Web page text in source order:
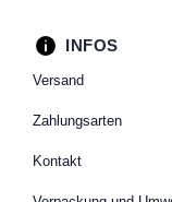
INFOS
Versand
Zahlungsarten
Kontakt